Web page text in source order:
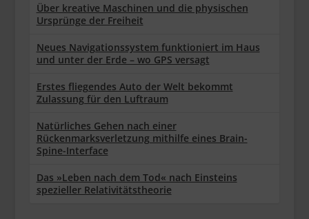
Über kreative Maschinen und die physischen
Ursprünge der Freiheit
Neues Navigationssystem funktioniert im Haus
und unter der Erde – wo GPS versagt
Erstes fliegendes Auto der Welt bekommt
Zulassung für den Luftraum
Natürliches Gehen nach einer
Rückenmarksverletzung mithilfe eines Brain-
Spine-Interface
Das »Leben nach dem Tod« nach Einsteins
spezieller Relativitätstheorie